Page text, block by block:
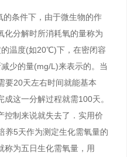
条件下，由于微生物的作
化分解时所消耗氧的量称为
温度(如20℃)下，在密闭容
少的量(mg/L)来表示的。当
要20天左右时间就能基本
这一分解过程就需100天。
控制来说就失去了．实用价
5天作为测定生化需氧量的
称为五日生化需氧量，用